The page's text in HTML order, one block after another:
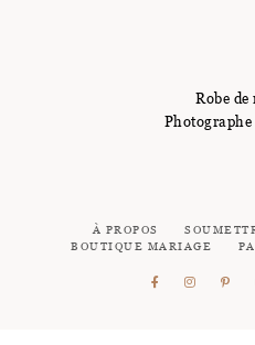
Robe de
À PROPOS
BOUTIQUE MARIAGE